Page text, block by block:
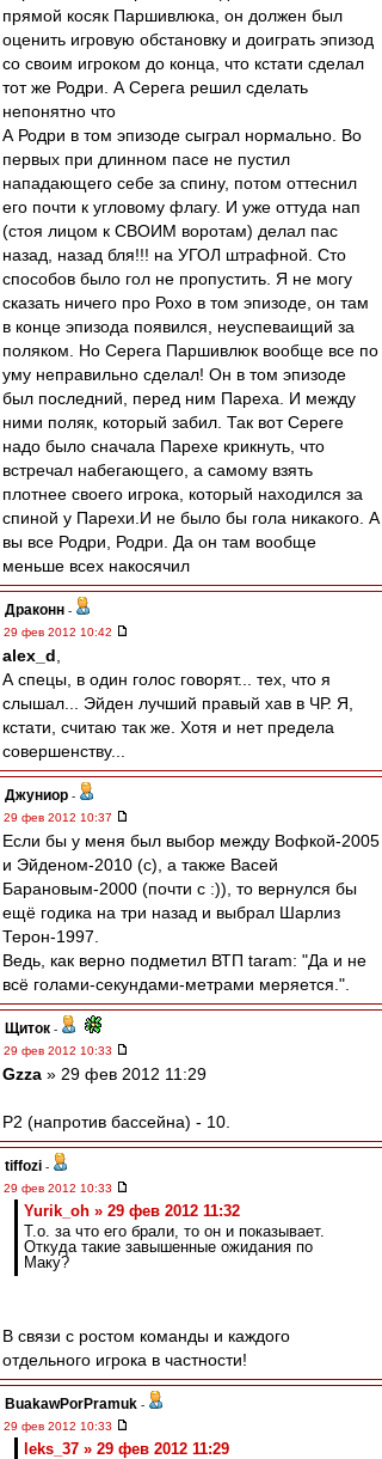
прямой косяк Паршивлюка, он должен был
оценить игровую обстановку и доиграть эпизод
со своим игроком до конца, что кстати сделал
тот же Родри. А Серега решил сделать
непонятно что
А Родри в том эпизоде сыграл нормально. Во
первых при длинном пасе не пустил
нападающего себе за спину, потом оттеснил
его почти к угловому флагу. И уже оттуда нап
(стоя лицом к СВОИМ воротам) делал пас
назад, назад бля!!! на УГОЛ штрафной. Сто
способов было гол не пропустить. Я не могу
сказать ничего про Рохо в том эпизоде, он там
в конце эпизода появился, неуспеваищий за
поляком. Но Серега Паршивлюк вообще все по
уму неправильно сделал! Он в том эпизоде
был последний, перед ним Пареха. И между
ними поляк, который забил. Так вот Сереге
надо было сначала Парехе крикнуть, что
встречал набегающего, а самому взять
плотнее своего игрока, который находился за
спиной у Парехи.И не было бы гола никакого. А
вы все Родри, Родри. Да он там вообще
меньше всех накосячил
Драконн -
29 фев 2012 10:42
alex_d
А спецы, в один голос говорят... тех, что я
слышал... Эйден лучший правый хав в ЧР. Я,
кстати, считаю так же. Хотя и нет предела
совершенству...
Джуниор -
29 фев 2012 10:37
Если бы у меня был выбор между Вофкой-2005
и Эйденом-2010 (с), а также Васей
Барановым-2000 (почти с :)), то вернулся бы
ещё годика на три назад и выбрал Шарлиз
Терон-1997.
Ведь, как верно подметил ВТП taram: "Да и не
всё голами-секундами-метрами меряется.".
Щиток -
29 фев 2012 10:33
Gzza » 29 фев 2012 11:29
P2 (напротив бассейна) - 10.
tiffozi -
29 фев 2012 10:33
Yurik_oh » 29 фев 2012 11:32
Т.о. за что его брали, то он и показывает.
Откуда такие завышенные ожидания по
Маку?
В связи с ростом команды и каждого
отдельного игрока в частности!
BuakawPorPramuk -
29 фев 2012 10:33
leks_37 » 29 фев 2012 11:29